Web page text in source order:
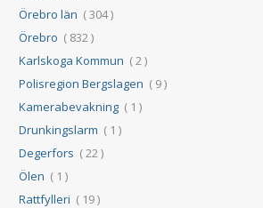
Örebro län ( 304 )
Örebro ( 832 )
Karlskoga Kommun ( 2 )
Polisregion Bergslagen ( 9 )
Kamerabevakning ( 1 )
Drunkingslarm ( 1 )
Degerfors ( 22 )
Ölen ( 1 )
Rattfylleri ( 19 )